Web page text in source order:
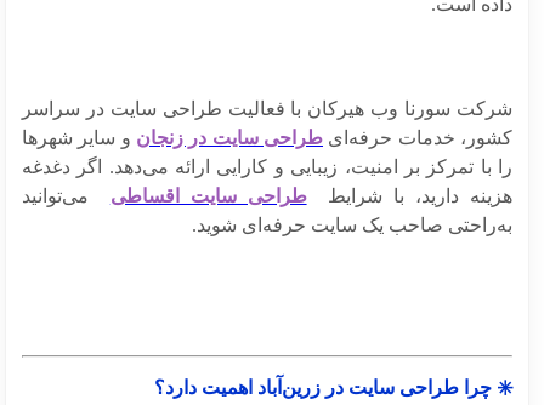
است.
سورنا وب هیرکان با فعالیت طراحی سایت در سراسر
خدمات حرفه‌ای طراحی سایت در زنجان
و سایر شهرها
با تمرکز بر امنیت، زیبایی و کارایی ارائه می‌دهد. اگر دغدغه
دارید، با شرایط
طراحی سایت اقساطیمی‌توانید
صاحب یک سایت حرفه‌ای شوید.
طراحی سایت در زرین‌آباد اهمیت دارد؟